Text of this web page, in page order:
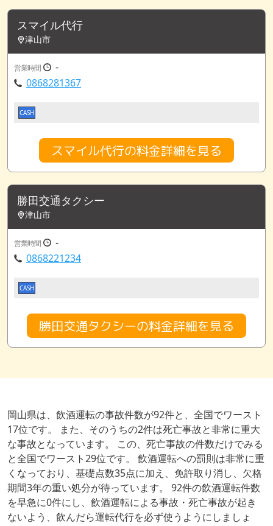
スマイル代行
津山市
営業時間
-
0868281367
CASH
スマイル代行の料金詳細を見る
勝田交通タクシー
津山市
営業時間
-
0868221234
CASH
勝田交通タクシーの料金詳細を見る
岡山県は、飲酒運転の事故件数が92件と、全国でワースト
17位です。 また、そのうちの2件は死亡事故と非常に重大
な事故となっています。 この、死亡事故の件数だけでみる
と全国でワースト29位です。 飲酒運転への罰則は非常に重
くなっており、基礎点数35点に加え、免許取り消し、欠格
期間3年の重い処分が待っています。 92件の飲酒運転件数
を早急に0件にし、飲酒運転による事故・死亡事故が起き
ないよう、飲んだら運転代行を必ず使うようにしましょ